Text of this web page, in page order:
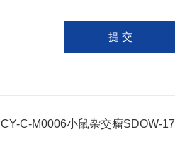
CY-C-M0006小鼠杂交瘤SDOW-17